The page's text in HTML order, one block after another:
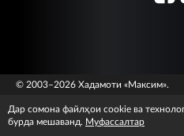
© 2003–2026 Хадамоти «Максим».
Дар сомона файлҳои cookie ва
бурда мешаванд. Муфассалтар